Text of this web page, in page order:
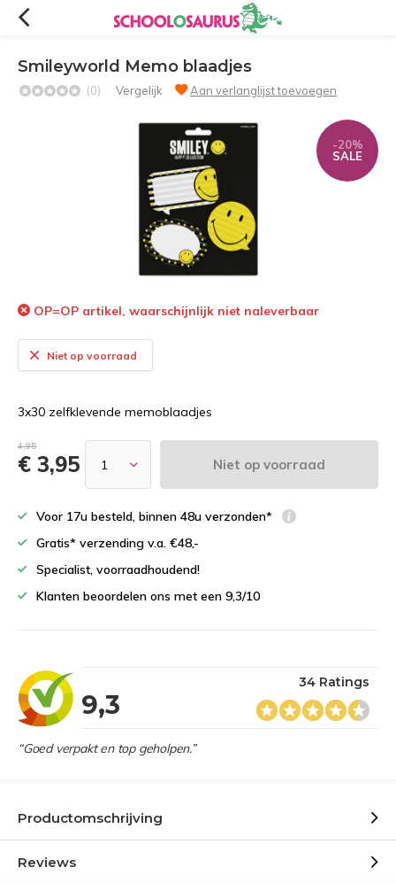
Smileyworld Memo blaadjes
(0) Vergelijk Aan verlanglijst toevoegen
-20%
SALE
OP=OP artikel, waarschijnlijk niet naleverbaar
Niet op voorraad
3x30 zelfklevende memoblaadjes
4,95
€ 3,95 Niet op voorraad
Voor 17u besteld, binnen 48u verzonden*
Gratis* verzending v.a. €48,-
Specialist, voorraadhoudend!
Klanten beoordelen ons met een 9,3/10
9,3
34 Ratings
“Goed verpakt en top geholpen.”
Productomschrijving
Reviews